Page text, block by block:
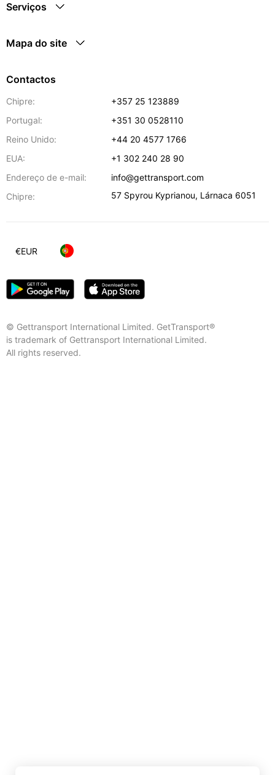
Serviços
Mapa do site
Contactos
Chipre:
+357 25 123889
Portugal:
+351 30 0528110
Reino Unido:
+44 20 4577 1766
EUA:
+1 302 240 28 90
Endereço de e-mail:
info@gettransport.com
Chipre:
57 Spyrou Kyprianou, Lárnaca 6051
© Gettransport International Limited. GetTransport®
is trademark of Gettransport International Limited.
All rights reserved.
€EUR